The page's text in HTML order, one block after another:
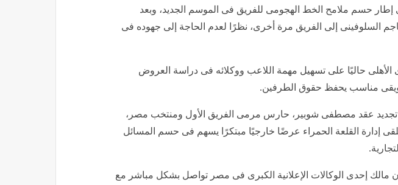
إطار حسم ملامح الخط الهجومى للفريق فى الموسم الجديد، وبعد
السلوفينى إلى الفريق مرة أخرى، نظرًا لعدم الحاجة إلى جهوده فى
الأهلى حاليًا على تسهيل مهمة اللاعب ووكلائه فى دراسة العروض
مناسب يحفظ حقوق الطرفين.
عقد مصطفى شوبير، حارس مرمى الفريق الأول ومنتخب مصر،
تلقى إدارة القلعة الحمراء عرضًا خارجيًا مبتكرًا يسهم فى حسم المسائل
إحدى الوكالات الإعلانية الكبرى فى مصر تواصل بشكل مباشر مع